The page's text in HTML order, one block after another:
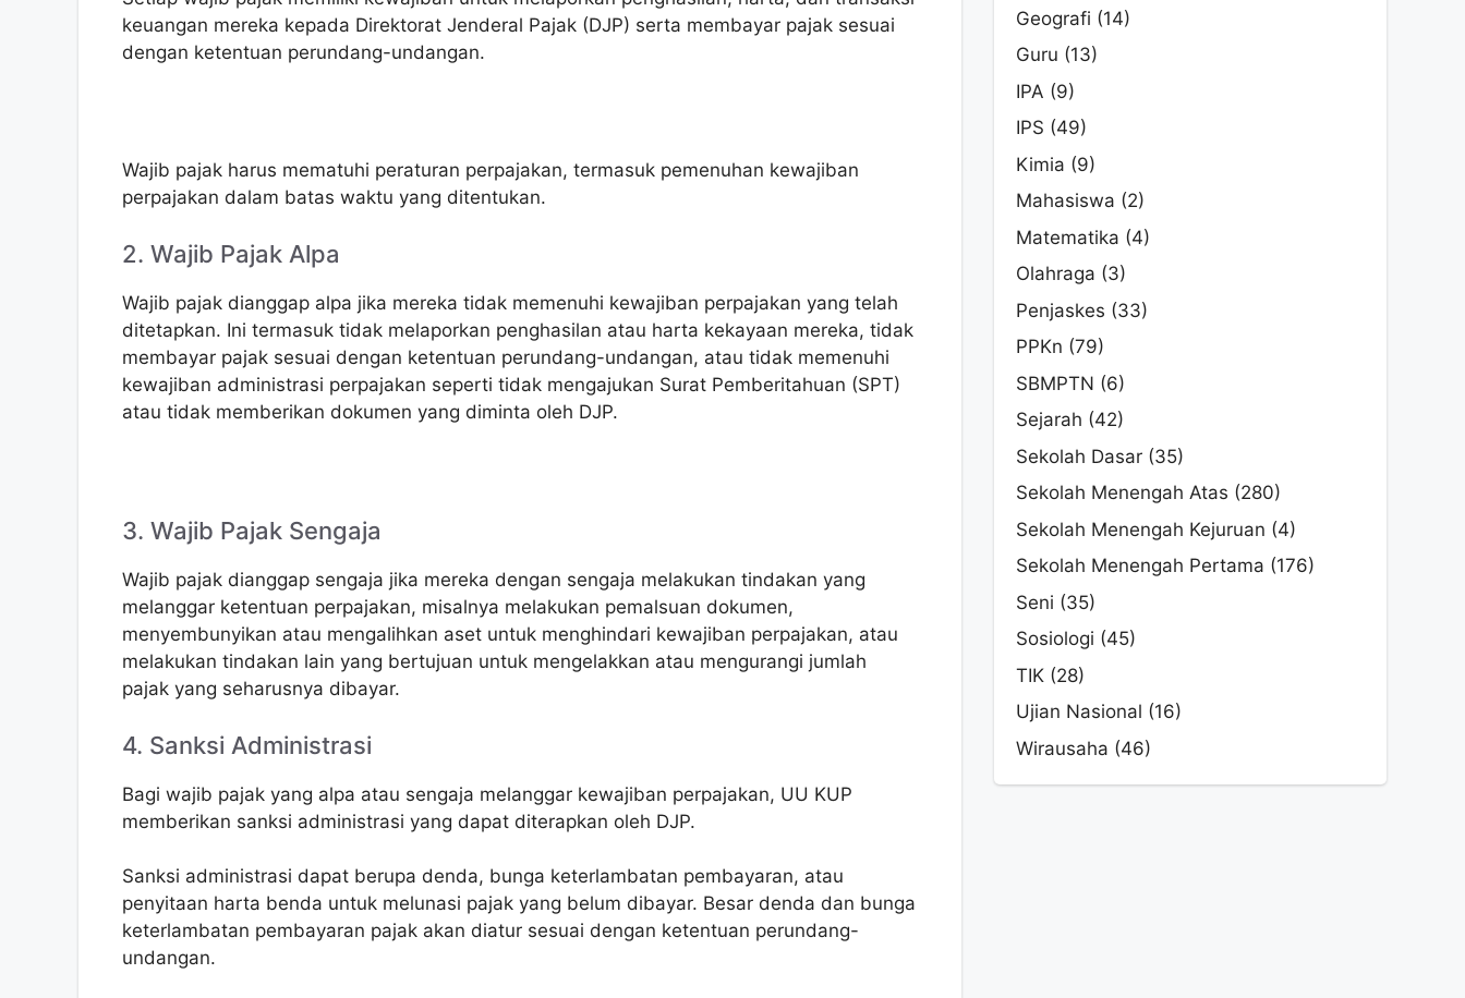
keuangan mereka kepada Direktorat Jenderal Pajak (DJP) serta membayar pajak sesuai
dengan ketentuan perundang-undangan.
Wajib pajak harus mematuhi peraturan perpajakan, termasuk pemenuhan kewajiban
perpajakan dalam batas waktu yang ditentukan.
2. Wajib Pajak Alpa
Wajib pajak dianggap alpa jika mereka tidak memenuhi kewajiban perpajakan yang telah
ditetapkan. Ini termasuk tidak melaporkan penghasilan atau harta kekayaan mereka, tidak
membayar pajak sesuai dengan ketentuan perundang-undangan, atau tidak memenuhi
kewajiban administrasi perpajakan seperti tidak mengajukan Surat Pemberitahuan (SPT)
atau tidak memberikan dokumen yang diminta oleh DJP.
3. Wajib Pajak Sengaja
Wajib pajak dianggap sengaja jika mereka dengan sengaja melakukan tindakan yang
melanggar ketentuan perpajakan, misalnya melakukan pemalsuan dokumen,
menyembunyikan atau mengalihkan aset untuk menghindari kewajiban perpajakan, atau
melakukan tindakan lain yang bertujuan untuk mengelakkan atau mengurangi jumlah
pajak yang seharusnya dibayar.
4. Sanksi Administrasi
Bagi wajib pajak yang alpa atau sengaja melanggar kewajiban perpajakan, UU KUP
memberikan sanksi administrasi yang dapat diterapkan oleh DJP.
Sanksi administrasi dapat berupa denda, bunga keterlambatan pembayaran, atau
penyitaan harta benda untuk melunasi pajak yang belum dibayar. Besar denda dan bunga
keterlambatan pembayaran pajak akan diatur sesuai dengan ketentuan perundang-
undangan.
Geografi (14)
Guru (13)
IPA (9)
IPS (49)
Kimia (9)
Mahasiswa (2)
Matematika (4)
Olahraga (3)
Penjaskes (33)
PPKn (79)
SBMPTN (6)
Sejarah (42)
Sekolah Dasar (35)
Sekolah Menengah Atas (280)
Sekolah Menengah Kejuruan (4)
Sekolah Menengah Pertama (176)
Seni (35)
Sosiologi (45)
TIK (28)
Ujian Nasional (16)
Wirausaha (46)